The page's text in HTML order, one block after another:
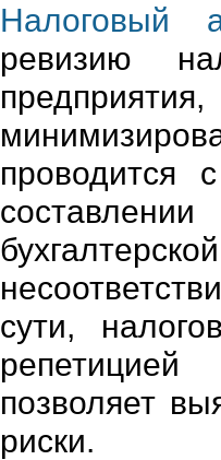
Налоговый
ревизию
проводится
сути,
позволяет
риски.